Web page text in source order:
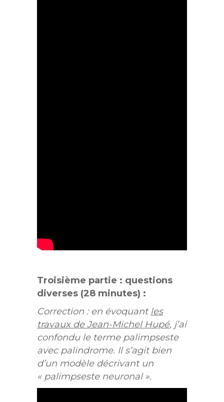
Troisième partie : questions
diverses (28 minutes) :
Correction : en évoquant les
travaux de Jean-Michel Hupé, j’ai
confondu le terme palimpseste
avec palindrome. Il s’agit bien
d’un modèle décrivant un
« palimpseste neuronal ».